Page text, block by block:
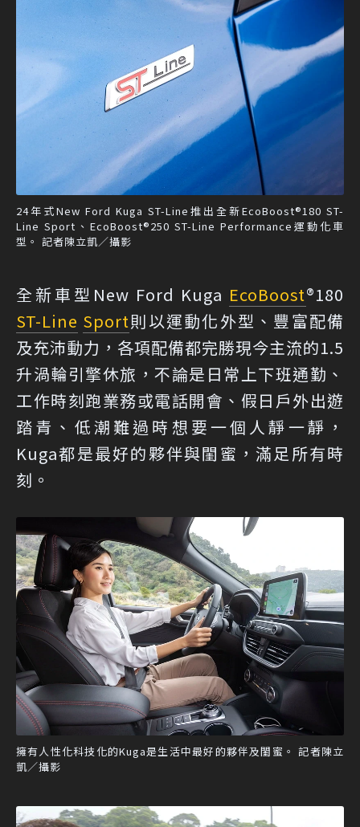
24年式New Ford Kuga ST-Line推出全新EcoBoost®180 ST-
Line Sport、EcoBoost®250 ST-Line Performance運動化車
型。 記者陳立凱／攝影
全新車型New Ford Kuga EcoBoost®180
ST-Line Sport則以運動化外型、豐富配備
及充沛動力，各項配備都完勝現今主流的1.5
升渦輪引擎休旅，不論是日常上下班通勤、
工作時刻跑業務或電話開會、假日戶外出遊
踏青、低潮難過時想要一個人靜一靜，
Kuga都是最好的夥伴與閨蜜，滿足所有時
刻。
擁有人性化科技化的Kuga是生活中最好的夥伴及閨蜜。 記者陳立
凱／攝影